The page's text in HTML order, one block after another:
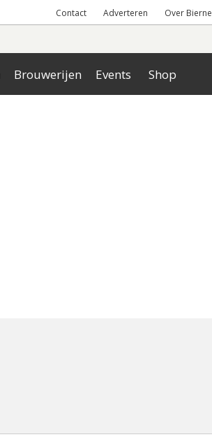
Contact Adverteren Over
Brouwerijen Events Shop